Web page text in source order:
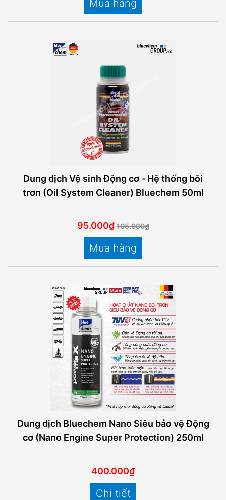
Mua hàng
Dung dịch Vệ sinh Động cơ - Hệ thống bôi
trơn (Oil System Cleaner) Bluechem 50ml
95.000₫ 105.000₫
Mua hàng
Dung dịch Bluechem Nano Siêu bảo vệ Động
cơ (Nano Engine Super Protection) 250ml
400.000₫
Chi tiết